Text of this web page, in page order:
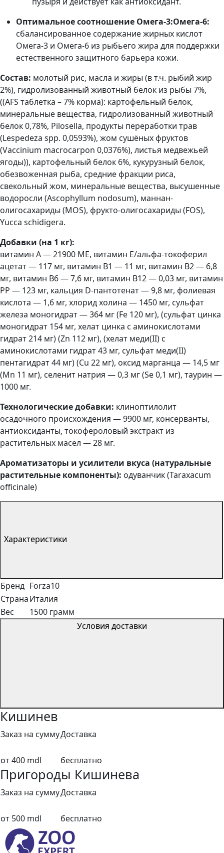
Оптимальное соотношение Омега-3:Омега-6:
сбалансированное содержание жирных кислот
Омега-3 и Омега-6 из рыбьего жира для поддержки
естественного защитного барьера кожи.
Состав: молотый рис, масла и жиры (в т.ч. рыбий жир
2%), гидролизованный животный белок из рыбы 7%,
((AFS таблетка – 7% корма): картофельный белок,
минеральные вещества, гидролизованный животный
белок 0,78%, Pilosella, продукты переработки трав
(Lespedeza spp. 0,0593%), жом сушёных фруктов
(Vaccinium macrocarpon 0,0376%), листья медвежьей
ягоды)), картофельный белок 6%, кукурузный белок,
обезвоженная рыба, средние фракции риса,
свекольный жом, минеральные вещества, высушенные
водоросли (Ascophyllum nodosum), маннан-
олигосахариды (MOS), фрукто-олигосахариды (FOS),
Yucca schidigera.
Добавки (на 1 кг):
витамин A — 21900 МЕ, витамин E/альфа-токоферил
ацетат — 117 мг, витамин B1 — 11 мг, витамин B2 — 6,8
мг, витамин B6 — 7,6 мг, витамин B12 — 0,03 мг, витамин
PP — 123 мг, кальция D-пантотенат — 9,8 мг, фолиевая
кислота — 1,6 мг, хлорид холина — 1450 мг, сульфат
железа моногидрат — 364 мг (Fe 120 мг), (сульфат цинка
моногидрат 154 мг, хелат цинка с аминокислотами
гидрат 214 мг) (Zn 112 мг), (хелат меди(II) с
аминокислотами гидрат 43 мг, сульфат меди(II)
пентагидрат 44 мг) (Cu 22 мг), оксид марганца — 14,5 мг
(Mn 11 мг), селенит натрия — 0,3 мг (Se 0,1 мг), таурин —
1000 мг.
Технологические добавки: клиноптилолит
осадочного происхождения — 9900 мг, консерванты,
антиоксиданты, токофероловый экстракт из
растительных масел — 28 мг.
Ароматизаторы и усилители вкуса (натуральные
растительные компоненты): одуванчик (Taraxacum
officinale)
Характеристики
Бренд Forza10
СтранаИталия
Вес
1500 грамм
Условия доставки
Кишинев
Заказ на суммуДоставка
от 400 mdl бесплатно
Пригороды Кишинева
Заказ на суммуДоставка
от 500 mdl бесплатно